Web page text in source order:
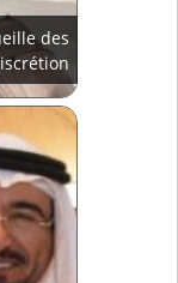
des